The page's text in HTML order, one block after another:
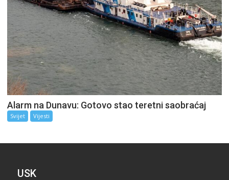
Alarm na Dunavu: Gotovo stao teretni saobraćaj
Svijet Vijesti
USK